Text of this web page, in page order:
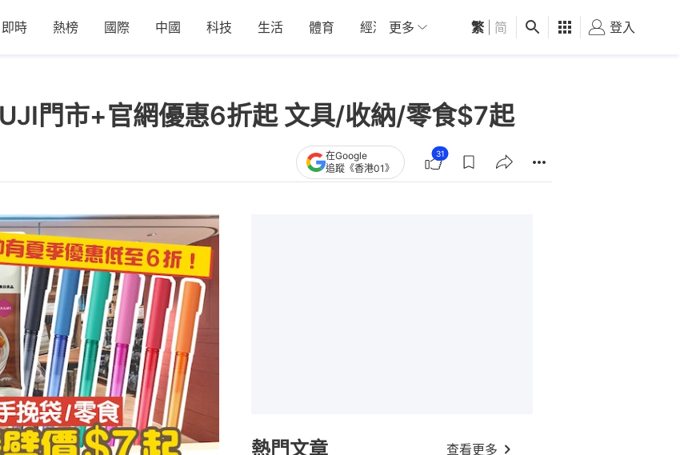
即時 熱榜 國際 中國 科技 生活 體育 經濟 01深圳 觀點 健康 好食玩飛
更多 繁 简 登入
門市+官網優惠6折起 文具/收納/零食$7起
在Google
追蹤《香港01》
31
熱門文章 查看更多